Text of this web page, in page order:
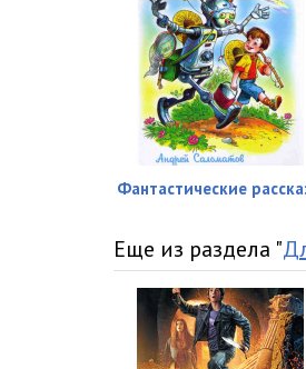
Фантастические
Еще из раздела "